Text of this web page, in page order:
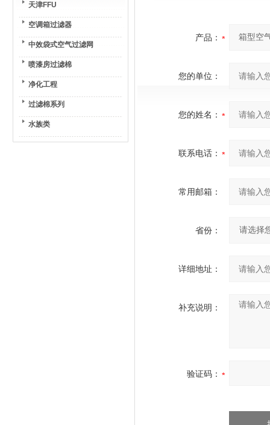
天津FFU
空调箱过滤器
中效袋式空气过滤网
喷漆房过滤棉
净化工程
过滤棉系列
水族类
产品：
您的单位：
您的姓名：
联系电话：
常用邮箱：
省份：
详细地址：
补充说明：
验证码：